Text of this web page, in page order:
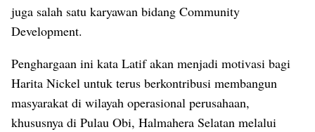
juga salah satu karyawan bidang Community
Development.
Penghargaan ini kata Latif akan menjadi motivasi bagi
Harita Nickel untuk terus berkontribusi membangun
masyarakat di wilayah operasional perusahaan,
khususnya di Pulau Obi, Halmahera Selatan melalui